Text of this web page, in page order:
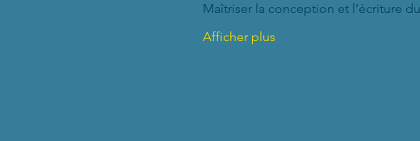
Maîtriser la conception et l’écriture
Afficher plus